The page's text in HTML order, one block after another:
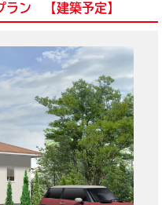
ン 【建築予定】